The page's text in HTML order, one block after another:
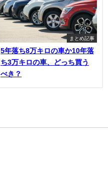
まとめ記事
5年落ち8万キロの車か10年落
ち3万キロの車、どっち買う
べき？